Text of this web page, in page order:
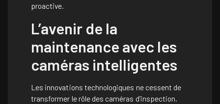
proactive.
L’avenir de la
maintenance avec les
caméras intelligentes
Les innovations technologiques ne cessent de
transformer le rôle des caméras d’inspection.